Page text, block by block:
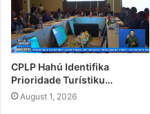
CPLP Hahú Identifika
Prioridade Turístiku…
August 1, 2026